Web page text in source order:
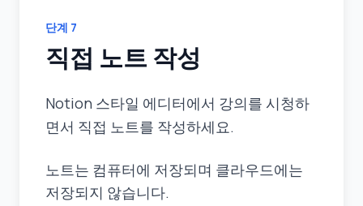
단계 7
직접 노트 작성
Notion 스타일 에디터에서 강의를 시청하
면서 직접 노트를 작성하세요.
노트는 컴퓨터에 저장되며 클라우드에는
저장되지 않습니다.